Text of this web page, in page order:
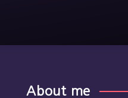
About me